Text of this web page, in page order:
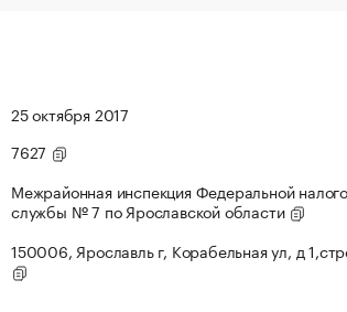
25 октября 2017
7627
Межрайонная инспекция Федеральной
службы № 7 по Ярославской области
150006, Ярославль г, Корабельная ул, д